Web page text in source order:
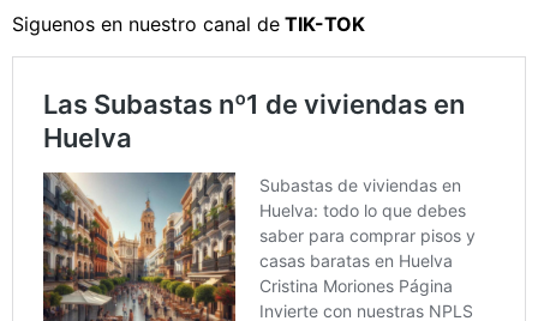
Siguenos en nuestro canal de TIK-TOK